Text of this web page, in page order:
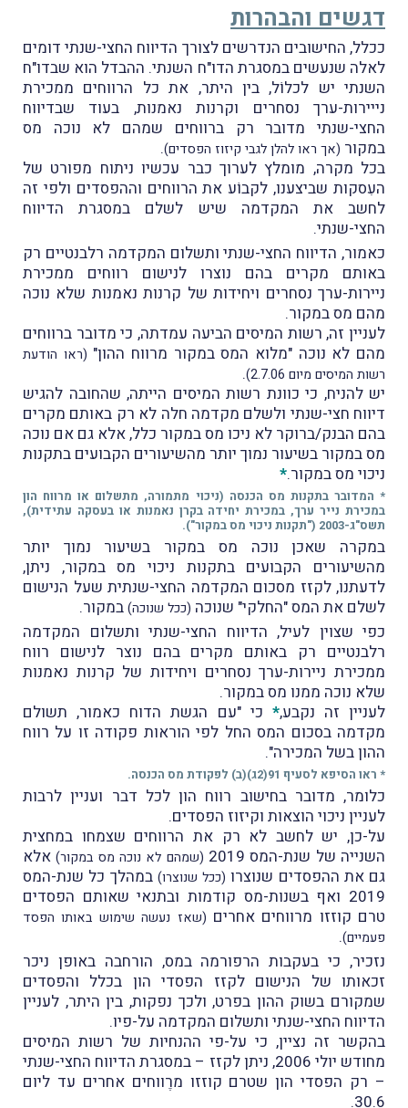
דגשים והבהרות
ככלל, החישובים הנדרשים לצורך הדיווח החצי-שנתי דומים
לאלה שנעשים במסגרת הדו"ח השנתי. ההבדל הוא שבדו"ח
השנתי יש לכלוֹל, בין היתר, את כל הרווחים ממכירת
נייירות-ערך נסחרים וקרנות נאמנות, בעוד שבדיווח
החצי-שנתי מדובר רק ברווחים שמהם לא נוכה מס
במקור (אך ראו להלן לגבי קיזוז הפסדים).
בכל מקרה, מומלץ לערוך כבר עכשיו ניתוח מפורט של
העִסקות שביצענו, לקבוֹע את הרווחים וההפסדים ולפי זה
לחשב את המקדמה שיש לשלם במסגרת הדיווח
החצי-שנתי.
כאמור, הדיווח החצי-שנתי ותשלום המקדמה רלבנטיים רק
באותם מקרים בהם נוצרו לנישום רווחים ממכירת
ניירות-ערך נסחרים ויחידות של קרנות נאמנות שלא נוכה
מהם מס במקור.
לעניין זה, רשות המיסים הביעה עמדתה, כי מדובר ברווחים
מהם לא נוכה "מלוא המס במקור מרווח ההון" (ראו הודעת
רשות המיסים מיום 2.7.06)
.
יש להניח, כי כוונת רשות המיסים הייתה, שהחובה להגיש
דיווח חצי-שנתי ולשלם מקדמה חלה לא רק באותם מקרים
בהם הבנק/ברוקר לא ניכו מס במקור כלל, אלא גם אם נוכה
מס במקור בשיעור נמוך יותר מהשיעורים הקבועים בתקנות
ניכוי מס במקור.*
* המדובר בתקנות מס הכנסה (ניכוי מתמורה, מתשלום או מרווח הון
במכירת נייר ערך, במכירת יחידה בקרן נאמנות או בעסקה עתידית),
תשס"ג-2003 ("תקנות ניכוי מס במקור").
במקרה שאכן נוכה מס במקור בשיעור נמוך יותר
מהשיעורים הקבועים בתקנות ניכוי מס במקור, ניתן,
לדעתנו, לקזז מסכום המקדמה החצי-שנתית שעל הנישום
לשלם את המס "החלקי" שנוכה (ככל שנוכה)במקור.
כפי שצוין לעיל, הדיווח החצי-שנתי ותשלום המקדמה
רלבנטיים רק באותם מקרים בהם נוצר לנישום רווח
ממכירת ניירות-ערך נסחרים ויחידות של קרנות נאמנות
שלא נוכה ממנו מס במקור.
לעניין זה נקבע,* כי "עם הגשת הדוח כאמור, תשולם
מקדמה בסכום המס החל לפי הוראות פקודה זו על רווח
ההון בשל המכירה".
* ראו הסיפא לסעיף 91(2ג)(ב) לפקודת מס הכנסה.
כלומר, מדובר בחישוב רווח הון לכל דבר ועניין לרבות
לעניין ניכוי הוצאות וקיזוז הפסדים.
על-כן, יש לחשב לא רק את הרווחים שצמחו במחצית
השנייה של שנת-המס 2019
(שמהם לא נוכה מס במקור)אלא
גם את ההפסדים שנוצרו (ככל שנוצרו) במהלך כל שנת-המס
2019 ואף בשנות-מס קודמות ובתנאי שאותם הפסדים
טרם קוזזו מרווחים אחרים (שאז נעשה שימוש באותו הפסד
פעמיים).
נזכיר, כי בעקבות הרפורמה במס, הורחבה באופן ניכר
זכאותו של הנישום לקזז הפסדי הון בכלל והפסדים
שמקורם בשוק ההון בפרט, ולכך נפקות, בין היתר, לעניין
הדיווח החצי-שנתי ותשלום המקדמה על-פיו.
בהקשר זה נציין, כי על-פי ההנחיות של רשות המיסים
מחודש יולי 2006, ניתן לקזז – במסגרת הדיווח החצי-שנתי
– רק הפסדי הון שטרם קוזזו מרֶווחים אחרים עד ליום
30.6.